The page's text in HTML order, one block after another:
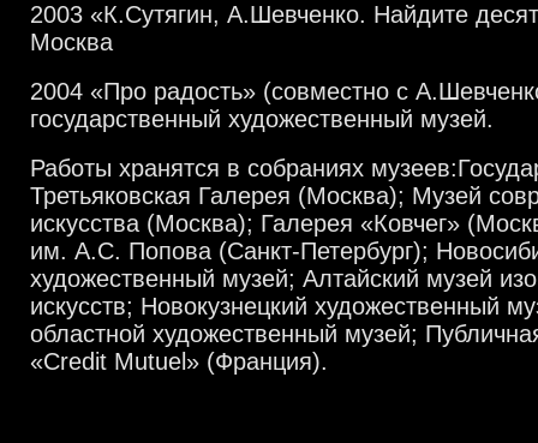
2003 «К.Сутягин, А.Шевченко. Найдите
Москва
2004 «Про радость» (совместно с
государственный художественный музей.
Работы хранятся в собраниях
Третьяковская Галерея (Москва); Музей
искусства (Москва); Галерея «Ковчег»
им. А.С. Попова (Санкт-Петербург);
художественный музей; Алтайский музей
искусств; Новокузнецкий художественный
областной художественный музей;
«Credit Mutuel» (Франция).